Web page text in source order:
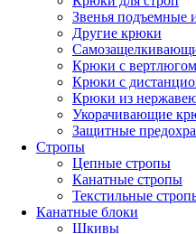
Звенья подъемные
Другие крюки
Крюки с вертлюгом
Крюки с
Крюки из
Укорачивающие
Защитные
Стропы
Цепные стропы
Канатные стропы
Текстильные
Канатные блоки
Шкивы